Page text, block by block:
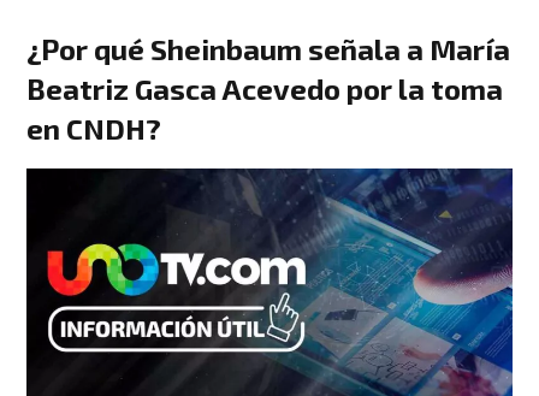
¿Por qué Sheinbaum señala a María
Beatriz Gasca Acevedo por la toma
en CNDH?